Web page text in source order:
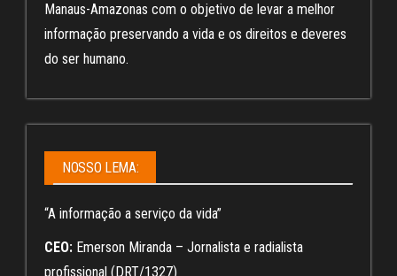
Manaus-Amazonas com o objetivo de levar a melhor
informação preservando a vida e os direitos e deveres
do ser humano.
NOSSO LEMA:
“A informação a serviço da vida”
CEO: Emerson Miranda – Jornalista e radialista
profissional (DRT/1327)